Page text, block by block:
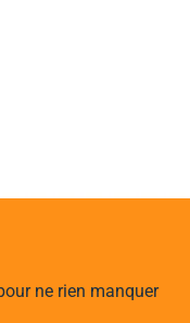
ne rien manquer